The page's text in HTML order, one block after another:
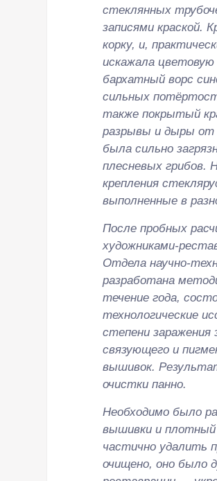
стеклянных
записями краской.
корку, и,
искажала
бархатный ворс
сильных
также покрытый
разрывы и дыры от
была сильно
плесневых грибов.
крепления
выполненные в
После пробных
художниками-
Отдела научно-
разработана
течение года,
технологические
степени заражения
связующего и
вышивок.
очистки панно.
Необходимо было
вышивки и плотный
частично удалить
очищено, оно было